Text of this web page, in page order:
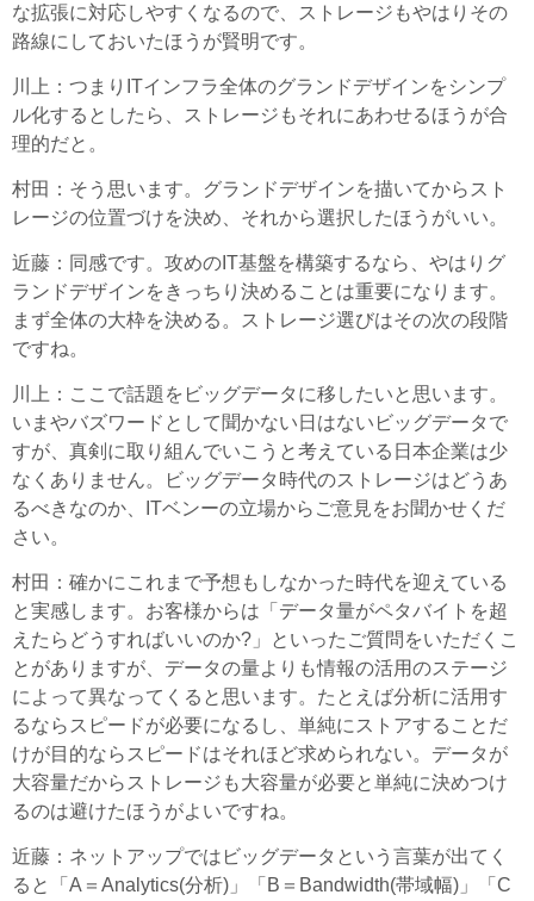
な拡張に対応しやすくなるので、ストレージもやはりその
路線にしておいたほうが賢明です。
川上 ：つまりITインフラ全体のグランドデザインをシンプ
ル化するとしたら、ストレージもそれにあわせるほうが合
理的だと。
村田 ：そう思います。グランドデザインを描いてからスト
レージの位置づけを決め、それから選択したほうがいい。
近藤 ：同感です。攻めのIT基盤を構築するなら、やはりグ
ランドデザインをきっちり決めることは重要になります。
まず全体の大枠を決める。ストレージ選びはその次の段階
ですね。
川上 ：ここで話題をビッグデータに移したいと思います。
いまやバズワードとして聞かない日はないビッグデータで
すが、真剣に取り組んでいこうと考えている日本企業は少
なくありません。ビッグデータ時代のストレージはどうあ
るべきなのか、ITベンーの立場からご意見をお聞かせくだ
さい。
村田 ：確かにこれまで予想もしなかった時代を迎えている
と実感します。お客様からは「データ量がペタバイトを超
えたらどうすればいいのか?」といったご質問をいただくこ
とがありますが、データの量よりも情報の活用のステージ
によって異なってくると思います。たとえば分析に活用す
るならスピードが必要になるし、単純にストアすることだ
けが目的ならスピードはそれほど求められない。データが
大容量だからストレージも大容量が必要と単純に決めつけ
るのは避けたほうがよいですね。
近藤 ：ネットアップではビッグデータという言葉が出てく
ると「A＝Analytics(分析)」「B＝Bandwidth(帯域幅)」「C